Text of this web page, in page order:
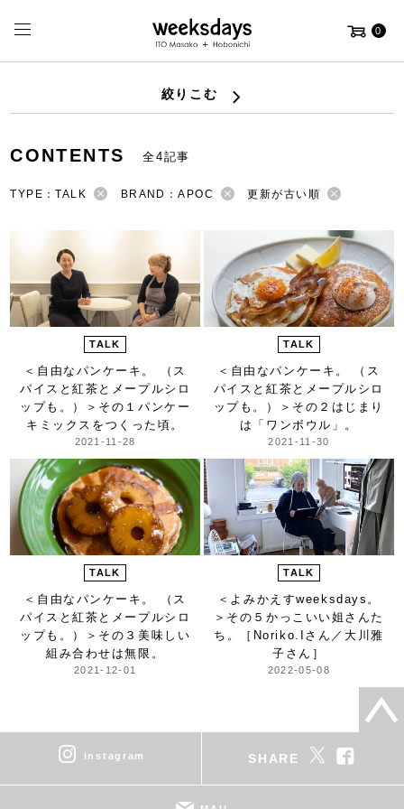
0
絞りこむ
CONTENTS 全4記事
TYPE：TALK BRAND：APOC 更新が古い順
TALK
＜自由なパンケーキ。 （ス
パイスと紅茶とメープルシロ
ップも。）＞ その１パンケー
キミックスをつくった頃。
2021-11-28
TALK
＜自由なパンケーキ。 （ス
パイスと紅茶とメープルシロ
ップも。）＞ その２はじまり
は「ワンボウル」。
2021-11-30
TALK
＜自由なパンケーキ。 （ス
パイスと紅茶とメープルシロ
ップも。）＞ その３美味しい
組み合わせは無限。
2021-12-01
TALK
＜よみかえすweeksdays。
＞ その５かっこいい姐さんた
ち。［Noriko.Iさん／大川雅
子さん］
2022-05-08
instagram SHARE